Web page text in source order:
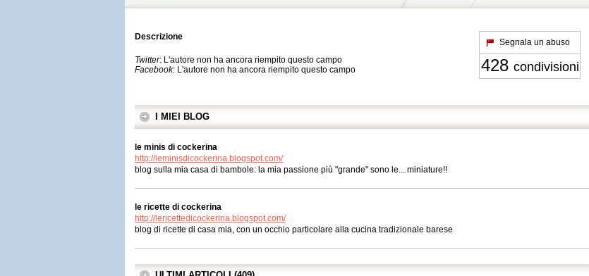
Descrizione
Twitter: L'autore non ha ancora riempito questo campo
Facebook: L'autore non ha ancora riempito questo campo
Segnala un abuso
428 condivisioni
I MIEI BLOG
le minis di cockerina
http://leminisdicockerina.blogspot.com/
blog sulla mia casa di bambole: la mia passione più "grande" sono le... miniature!!
le ricette di cockerina
http://lericettedicockerina.blogspot.com/
blog di ricette di casa mia, con un occhio particolare alla cucina tradizionale barese